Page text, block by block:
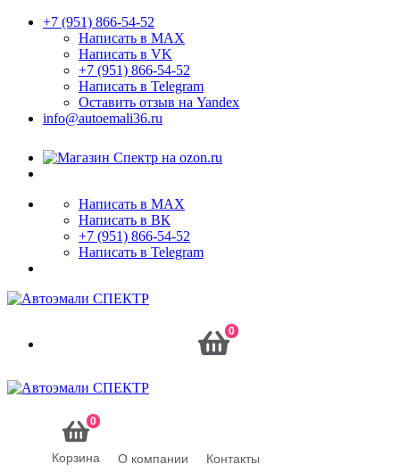
+7 (951) 866-54-52
Написать в MAX
Написать в VK
+7 (951) 866-54-52
Написать в Telegram
Оставить отзыв на Yandex
info@autoemali36.ru
Написать в MAX
Написать в ВК
+7 (951) 866-54-52
Написать в Telegram
0
0
Корзина О компании Контакты